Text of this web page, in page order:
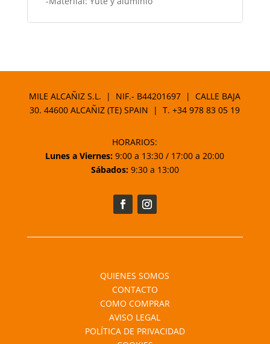
MILE ALCAÑIZ S.L. | NIF.- B44201697 | CALLE BAJA
30. 44600 ALCAÑIZ (TE) SPAIN | T.+34 978 83 05 19
HORARIOS:
Lunes a Viernes: 9:00 a 13:30 / 17:00 a 20:00
Sábados:9:30 a 13:00
QUIENES SOMOS
CONTACTO
COMO COMPRAR
AVISO LEGAL
POLÍTICA DE PRIVACIDAD